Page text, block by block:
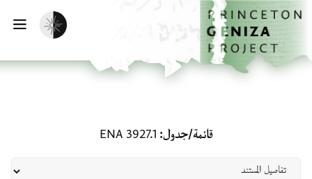
إلى المحتوى الرئيسي
الرئيسية
تفعيل الوضع المظلم
قائمة/جدول ENA 3927.1